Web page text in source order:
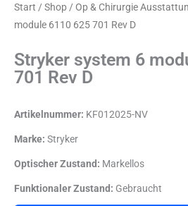
Start / Shop / Op & Chirurgie
module 6110 625 701 Rev D
Stryker system 6
701 Rev D
Artikelnummer: KF012025-NV
Marke: Stryker
Optischer Zustand: Markellos
Funktionaler Zustand: Gebraucht